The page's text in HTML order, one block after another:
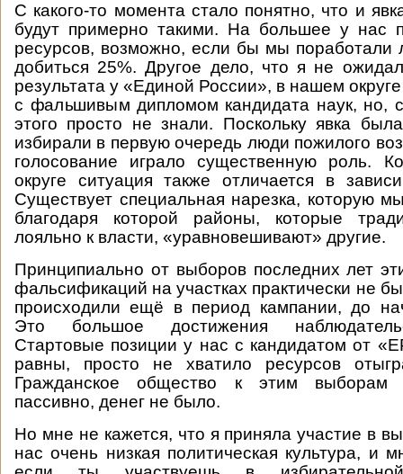
С какого-то момента стало понятно, что и
будут примерно такими. На большее у нас
ресурсов, возможно, если бы мы поработали
добиться 25%. Другое дело, что я не
результата у «Единой России», в нашем
с фальшивым дипломом кандидата наук, но,
этого просто не знали. Поскольку явка
избирали в первую очередь люди пожилого
голосование играло существенную роль.
округе ситуация также отличается в
Существует специальная нарезка, которую
благодаря которой районы, которые
лояльно к власти, «уравновешивают» другие.
Принципиально от выборов последних лет
фальсификаций на участках практически не
происходили ещё в период кампании, до
Это большое достижения
Стартовые позиции у нас с кандидатом от
равны, просто не хватило ресурсов
Гражданское общество к этим выборам
пассивно, денег не было.
Но мне не кажется, что я приняла участие в
нас очень низкая политическая культура, и